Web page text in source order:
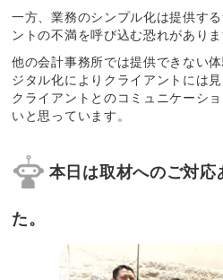
一方、業務のシンプル化は提供す
ントの不満を呼び込む恐れがありま
他の会計事務所では提供できない
ジタル化によりクライアントには
クライアントとのコミュニケーシ
いと思っています。
本日は取材へのご対応
た。